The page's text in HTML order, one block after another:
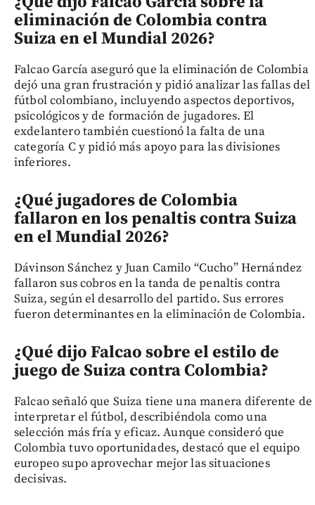
eliminación de Colombia contra
Suiza en el Mundial 2026?
Falcao García aseguró que la eliminación de Colombia
dejó una gran frustración y pidió analizar las fallas del
fútbol colombiano, incluyendo aspectos deportivos,
psicológicos y de formación de jugadores. El
exdelantero también cuestionó la falta de una
categoría C y pidió más apoyo para las divisiones
inferiores.
¿Qué jugadores de Colombia
fallaron en los penaltis contra Suiza
en el Mundial 2026?
Dávinson Sánchez y Juan Camilo “Cucho” Hernández
fallaron sus cobros en la tanda de penaltis contra
Suiza, según el desarrollo del partido. Sus errores
fueron determinantes en la eliminación de Colombia.
¿Qué dijo Falcao sobre el estilo de
juego de Suiza contra Colombia?
Falcao señaló que Suiza tiene una manera diferente de
interpretar el fútbol, describiéndola como una
selección más fría y eficaz. Aunque consideró que
Colombia tuvo oportunidades, destacó que el equipo
europeo supo aprovechar mejor las situaciones
decisivas.